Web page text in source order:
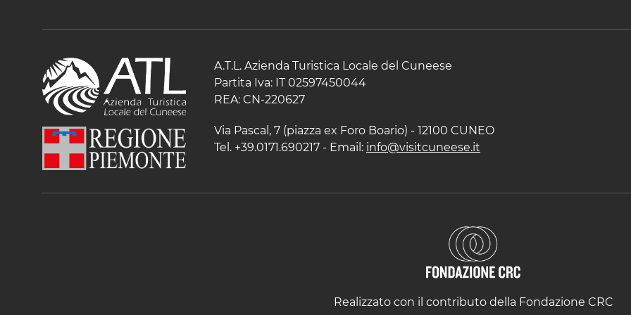
A.T.L. Azienda Turistica Locale del Cuneese
Partita Iva: IT 02597450044
REA: CN-220627
Via Pascal, 7 (piazza ex Foro Boario) - 12100 CUNEO
Tel. +39.0171.690217 - Email: info@visitcuneese.it
Realizzato con il contributo della Fondazione CRC